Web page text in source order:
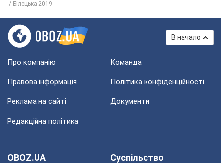
Білецька 2019
В начало
Про компанію Команда
Правова інформація Політика конфіденційності
Реклама на сайті Документи
Редакційна політика
OBOZ.UA
Суспільство